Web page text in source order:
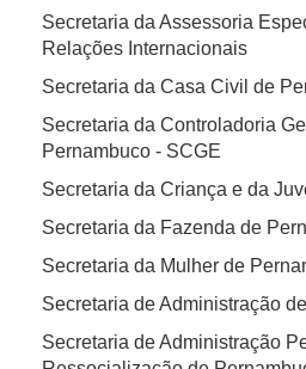
Secretaria da Assessoria
Relações Internacionais
Secretaria da Casa Civil de
Secretaria da Controladoria
Pernambuco - SCGE
Secretaria da Criança e da
Secretaria da Fazenda de
Secretaria da Mulher de
Secretaria de Administração
Secretaria de Administração